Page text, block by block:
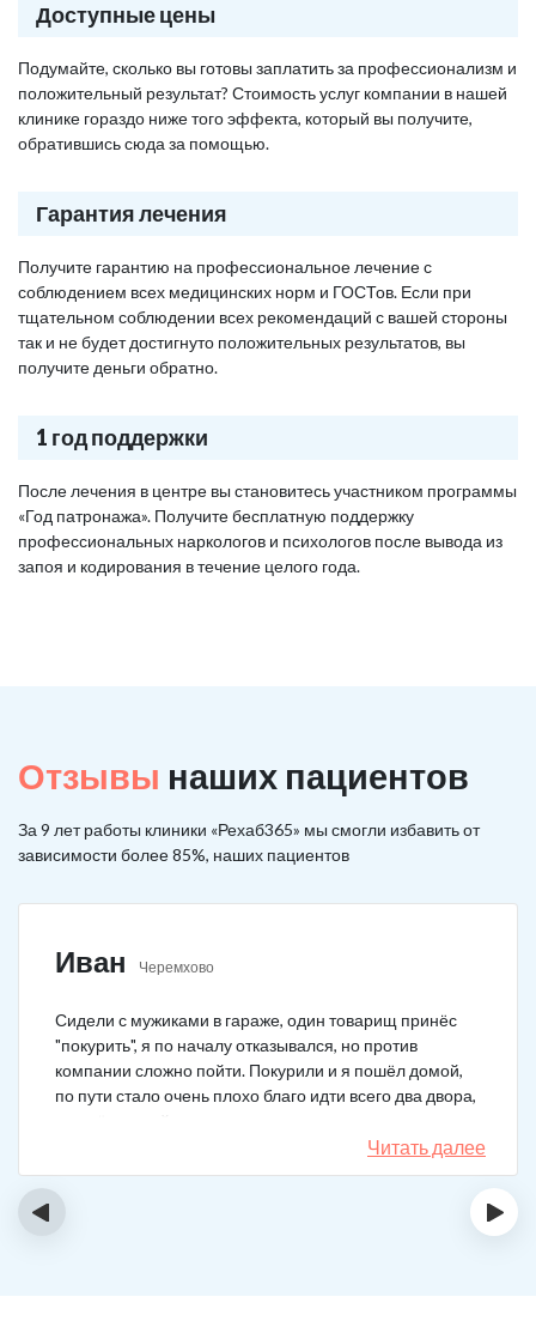
Доступные цены
Подумайте, сколько вы готовы заплатить за профессионализм и
положительный результат? Стоимость услуг компании в нашей
клинике гораздо ниже того эффекта, который вы получите,
обратившись сюда за помощью.
Гарантия лечения
Получите гарантию на профессиональное лечение с
соблюдением всех медицинских норм и ГОСТов. Если при
тщательном соблюдении всех рекомендаций с вашей стороны
так и не будет достигнуто положительных результатов, вы
получите деньги обратно.
1 год поддержки
После лечения в центре вы становитесь участником программы
«Год патронажа». Получите бесплатную поддержку
профессиональных наркологов и психологов после вывода из
запоя и кодирования в течение целого года.
Отзывы наших пациентов
За 9 лет работы клиники «Рехаб365» мы смогли избавить от
зависимости более 85%, наших пациентов
Иван Черемхово
Сидели с мужиками в гараже, один товарищ принёс
"покурить", я по началу отказывался, но против
компании сложно пойти. Покурили и я пошёл домой,
по пути стало очень плохо благо идти всего два двора,
чувствовал что точно, что-то не так. Спасибо большое,
что быстро приехали, поставили капельницу и уже
меня начало отпускать. После оказалось, что товарищ
Читать далее
‹ ›